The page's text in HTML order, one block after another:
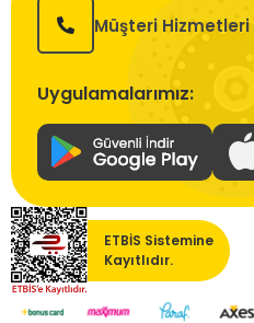
Müşteri Hizmetleri
Uygulamalarımız:
ETBİS Sistemine
Kayıtlıdır.